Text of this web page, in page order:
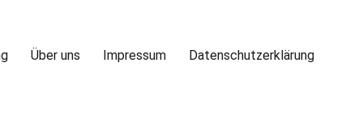
Über uns Impressum Datenschutzerklärung